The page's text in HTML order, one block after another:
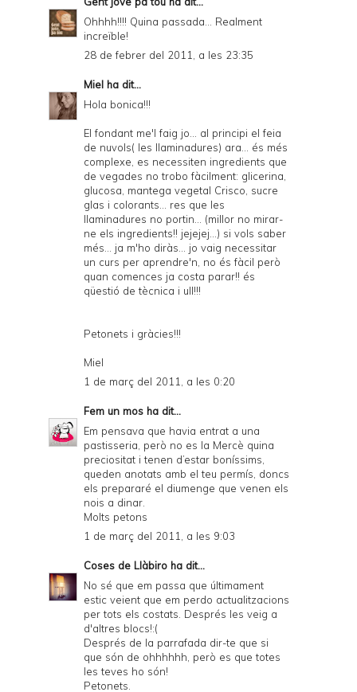
Ohhhh!!!! Quina passada... Realment
increïble!
28 de febrer del 2011, a les 23:35
Miel ha dit...
Hola bonica!!!
El fondant me'l faig jo... al principi el feia
de nuvols( les llaminadures) ara... és més
complexe, es necessiten ingredients que
de vegades no trobo fàcilment: glicerina,
glucosa, mantega vegetal Crisco, sucre
glas i colorants... res que les
llaminadures no portin... (millor no mirar-
ne els ingredients!! jejejej...) si vols saber
més... ja m'ho diràs... jo vaig necessitar
un curs per aprendre'n, no és fàcil però
quan comences ja costa parar!! és
qüestió de tècnica i ull!!!
Petonets i gràcies!!!
Miel
1 de març del 2011, a les 0:20
Fem un mos ha dit...
Em pensava que havia entrat a una
pastisseria, però no es la Mercè quina
preciositat i tenen d’estar boníssims,
queden anotats amb el teu permís, doncs
els prepararé el diumenge que venen els
nois a dinar.
Molts petons
1 de març del 2011, a les 9:03
Coses de Llàbiro ha dit...
No sé que em passa que últimament
estic veient que em perdo actualitzacions
per tots els costats. Després les veig a
d'altres blocs!:(
Després de la parrafada dir-te que si
que són de ohhhhhh, però es que totes
les teves ho són!
Petonets.